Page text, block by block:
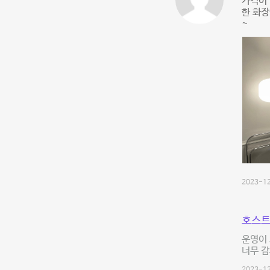
한 화
~
2023-
호스
운영이
너무